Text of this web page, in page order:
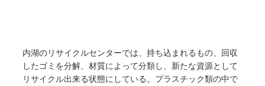
内湖のリサイクルセンターでは、持ち込まれるもの、回収
したゴミを分解、材質によって分類し、新たな資源として
リサイクル出来る状態にしている。プラスチック類の中で